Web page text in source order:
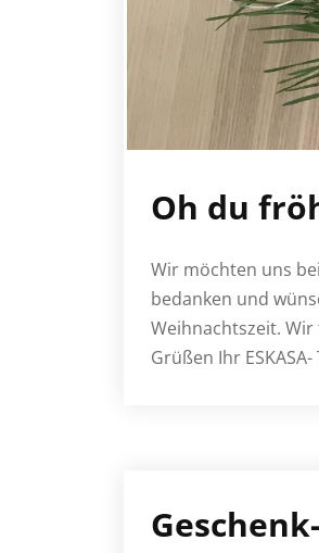
Oh du
Wir möchten uns
bedanken und
Weihnachtszeit.
Grüßen Ihr ESKASA-